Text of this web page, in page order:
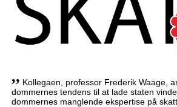
,, Kollegaen, professor Frederik Waage,
dommernes tendens til at lade staten
dommernes manglende ekspertise på